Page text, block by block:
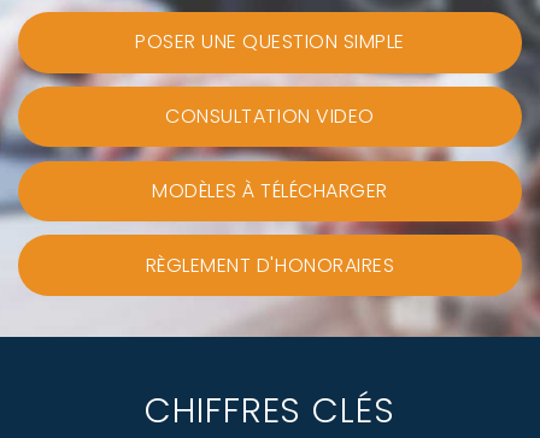
POSER UNE QUESTION SIMPLE
CONSULTATION VIDEO
MODÈLES À TÉLÉCHARGER
RÈGLEMENT D'HONORAIRES
CHIFFRES CLÉS